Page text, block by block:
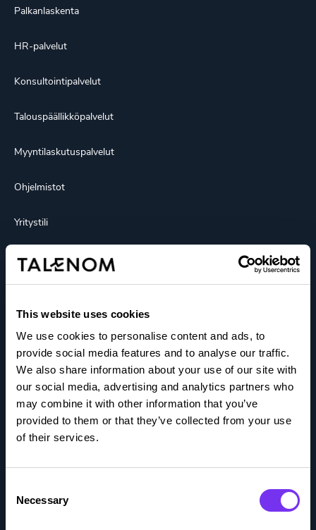
This website uses cookies
We use cookies to personalise content and ads, to
provide social media features and to analyse our traffic.
We also share information about your use of our site with
our social media, advertising and analytics partners who
may combine it with other information that you’ve
provided to them or that they’ve collected from your use
of their services.
Selection
Necessary
Palkanlaskenta
HR-palvelut
Konsultointipalvelut
Talouspäällikköpalvelut
Myyntilaskutuspalvelut
Ohjelmistot
Yritystili
Tutustu
Barometri
Integraatioportaali
Kokemuksia
Medialle
Oppaat
Podcastit